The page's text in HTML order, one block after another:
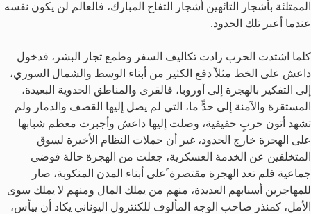
الممتلئة بأشجار التائهين أشجار التفاح المبارك، فالعالم لن يكون نفسه
عندما أعبر تلك الحدود.
كلما اشتدت الحرب زادت تكاليف السفر وطمع تجار البشر، فدخول
داعش على الخط مثلاً دفع الكثير من أبناء الوسط والشمال السوري،
إلى التفكير بالهجرة إلى أوروبا، فالقرى والمناطق الحدوية البعيدة،
المستقرة والآمنة إلى حدٍّ ما، التي لم يصل إليها القصف والدمار ولم
تشهد أتون حربٍ حقيقية، وصلت إليها داعش وأجبرت معظم شبابها
على الهجرة خارج الحدود، غير أن حملات النظام الأخيرة لسوق
المتخلفين عن الخدمة العسكرية، جعلت من الهجرة حالة فوضى
جماعية فلم تعد الهجرة مقتصرة ًعلى أبناء المدن المنكوبة، صار
للمهاجرين أسبابهم العديدة، منهم من يملك المال ومنهم لا يملك سوى
الأمل، كمنذر صاحب الوجه المألوف للكنترول اليوناني يكاد أن ييأس،